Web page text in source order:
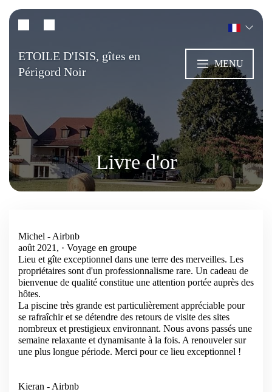
ETOILE D'ISIS, gîtes en
Périgord Noir
MENU
Livre d'or
Michel - Airbnb
août 2021, · Voyage en groupe
Lieu et gîte exceptionnel dans une terre des merveilles. Les
propriétaires sont d'un professionnalisme rare. Un cadeau de
bienvenue de qualité constitue une attention portée auprès des
hôtes.
La piscine très grande est particulièrement appréciable pour
se rafraîchir et se détendre des retours de visite des sites
nombreux et prestigieux environnant. Nous avons passés une
semaine relaxante et dynamisante à la fois. A renouveler sur
une plus longue période. Merci pour ce lieu exceptionnel !
Kieran - Airbnb